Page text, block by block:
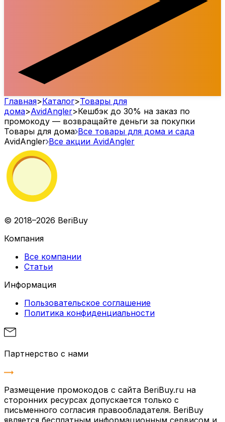
Главная>Каталог>Товары для
дома>AvidAngler>Кешбэк до 30% на заказ по
промокоду — возвращайте деньги за покупки
Товары для дома Все товары для дома и сада
AvidAngler Все акции AvidAngler
© 2018–2026 BeriBuy
Компания
Все компании
Статьи
Информация
Пользовательское соглашение
Политика конфиденциальности
Партнерство с нами
Размещение промокодов с сайта BeriBuy.ru на
сторонних ресурсах допускается только с
письменного согласия правообладателя. BeriBuy
является бесплатным информационным сервисом и